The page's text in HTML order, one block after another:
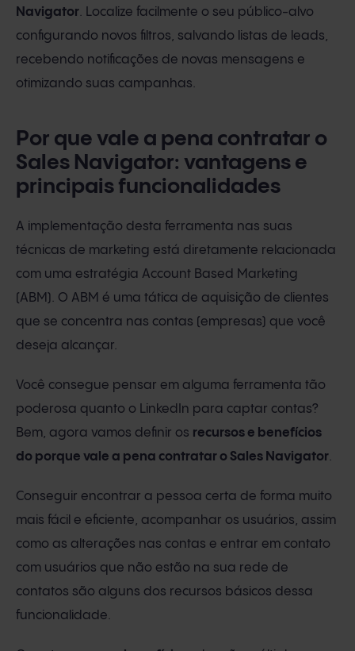
Navigator. Localize facilmente o seu público-alvo
configurando novos filtros, salvando listas de leads,
recebendo notificações de novas mensagens e
otimizando suas campanhas.
Por que vale a pena contratar o
Sales Navigator: vantagens e
principais funcionalidades
A implementação desta ferramenta nas suas
técnicas de marketing está diretamente relacionada
com uma estratégia Account Based Marketing
(ABM). O ABM é uma tática de aquisição de clientes
que se concentra nas contas (empresas) que você
deseja alcançar.
Você consegue pensar em alguma ferramenta tão
poderosa quanto o LinkedIn para captar contas?
Bem, agora vamos definir os recursos e benefícios
do porque vale a pena contratar o Sales Navigator.
Conseguir encontrar a pessoa certa de forma muito
mais fácil e eficiente, acompanhar os usuários, assim
como as alterações nas contas e entrar em contato
com usuários que não estão na sua rede de
contatos são alguns dos recursos básicos dessa
funcionalidade.